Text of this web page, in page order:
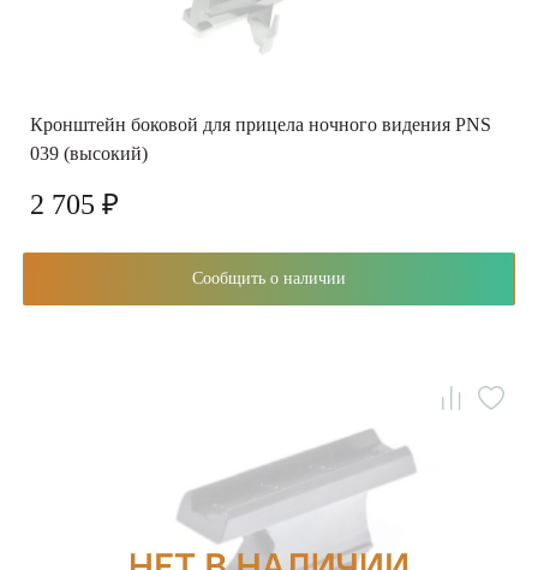
Кронштейн боковой для прицела ночного видения PNS
039 (высокий)
2 705 ₽
Сообщить о наличии